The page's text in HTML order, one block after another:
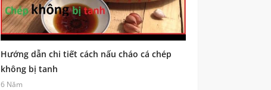
Hướng dẫn chi tiết cách nấu cháo cá chép
không bị tanh
6 Năm